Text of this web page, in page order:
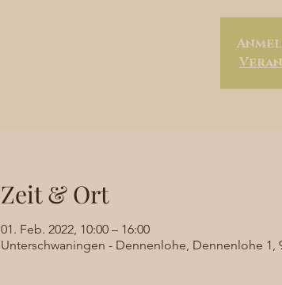
Zeit & Ort
01. Feb. 2022, 10:00 – 16:00
Unterschwaningen - Dennenlohe, Dennenlohe 1,